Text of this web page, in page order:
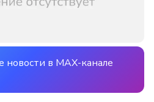
новости в MAX-канале